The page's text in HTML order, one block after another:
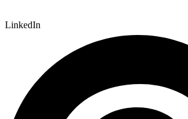
LinkedIn